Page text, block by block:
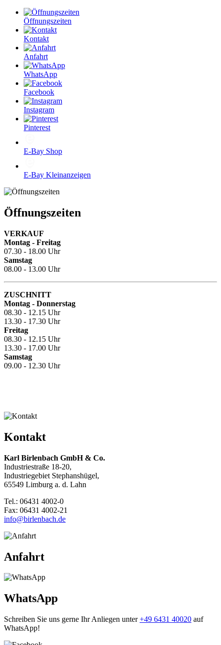
Öffnungszeiten
Kontakt
Anfahrt
WhatsApp
Facebook
Instagram
Pinterest
E-Bay Shop
E-Bay Kleinanzeigen
Öffnungszeiten
VERKAUF
Montag - Freitag
07.30 - 18.00 Uhr
Samstag
08.00 - 13.00 Uhr
ZUSCHNITT
Montag - Donnerstag
08.30 - 12.15 Uhr
13.30 - 17.30 Uhr
Freitag
08.30 - 12.15 Uhr
13.30 - 17.00 Uhr
Samstag
09.00 - 12.30 Uhr
Kontakt
Karl Birlenbach GmbH & Co.
Industriestraße 18-20,
Industriegebiet Stephanshügel,
65549 Limburg a. d. Lahn
Tel.: 06431 4002-0
Fax: 06431 4002-21
info@birlenbach.de
Anfahrt
WhatsApp
Schreiben Sie uns gerne Ihr Anliegen unter+49 6431 40020 auf
WhatsApp!